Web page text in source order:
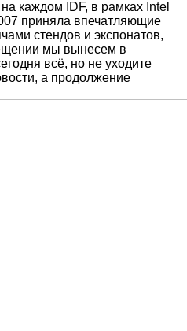
каждом IDF, в рамках Intel
приняла впечатляющие
стендов и экспонатов,
мы вынесем в
всё, но не уходите
а продолжение